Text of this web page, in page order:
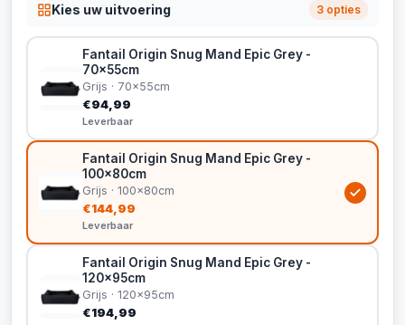
Kies uw uitvoering 3 opties
Fantail Origin Snug Mand Epic Grey -
70x55cm
Grijs · 70x55cm
€94,99
Leverbaar
Fantail Origin Snug Mand Epic Grey -
100x80cm
Grijs · 100x80cm
€144,99
Leverbaar
Fantail Origin Snug Mand Epic Grey -
120x95cm
Grijs · 120x95cm
€194,99